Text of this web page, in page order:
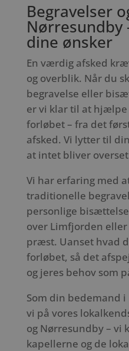
Begravelser
Nørresundby
dine ønsker
En værdig afsked
og overblik. Når du
begravelse eller
er vi klar til at hjælpe
forløbet – fra det
afsked. Vi lytter til
at intet bliver
Vi har erfaring med
traditionelle
personlige
over Limfjorden
præst. Uanset hvad
forløbet, så det
og jeres behov som
Som din bedemand
vi på vores
og Nørresundby – vi
kapellerne og de